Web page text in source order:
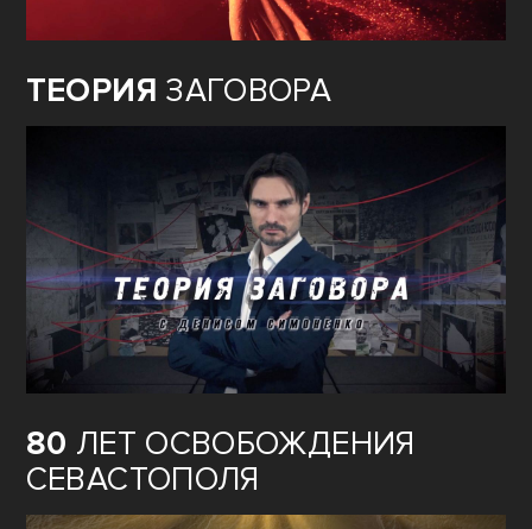
ТЕОРИЯ ЗАГОВОРА
80 ЛЕТ ОСВОБОЖДЕНИЯ
СЕВАСТОПОЛЯ